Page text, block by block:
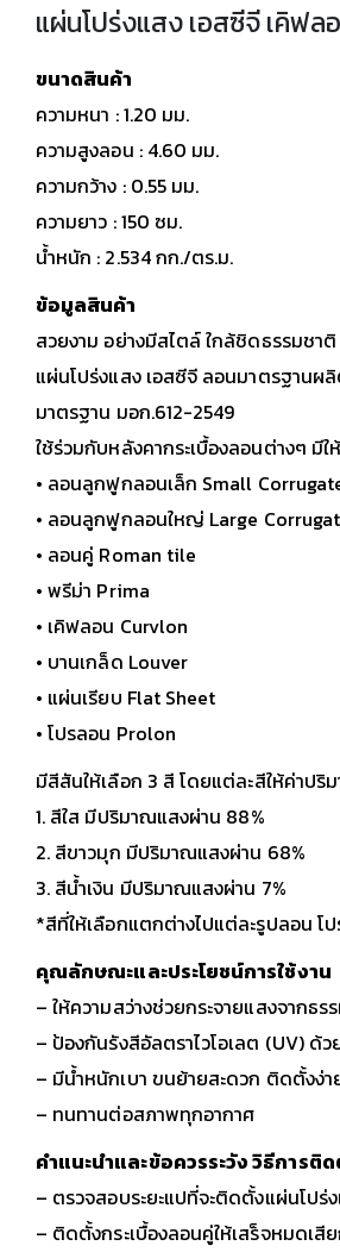
แผ่นโปร่งแสง เอสซีจี เคิฟล
ขนาดสินค้า
ความหนา : 1.20 มม.
ความสูงลอน : 4.60 มม.
ความกว้าง : 0.55 มม.
ความยาว : 150 ซม.
น้ำหนัก : 2.534 กก./ตร.ม.
ข้อมูลสินค้า
สวยงาม อย่างมีสไตล์ ใกล้ชิดธรรมชา
แผ่นโปร่งแสง เอสซีจี ลอนมาตรฐาน
มาตรฐาน มอก.612-2549
ใช้ร่วมกับหลังคากระเบื้องลอนต่างๆ มี
• ลอนลูกฟูกลอนเล็ก Small
• ลอนลูกฟูกลอนใหญ่ Large
• ลอนคู่ Roman tile
• พรีม่า Prima
• เคิฟลอน Curvlon
• บานเกล็ด Louver
• แผ่นเรียบ Flat Sheet
• โปรลอน Prolon
มีสีสันให้เลือก 3 สี โดยแต่ละสีให้ค่าป
1. สีใส มีปริมาณแสงผ่าน 88%
2. สีขาวมุก มีปริมาณแสงผ่าน 68%
3. สีน้ำเงิน มีปริมาณแสงผ่าน 7%
*สีที่ให้เลือกแตกต่างไปแต่ละรูปลอน
คุณลักษณะและประโยชน์การใช้งาน
– ให้ความสว่างช่วยกระจายแสงจากธร
– ป้องกันรังสีอัลตราไวโอเลต (UV)
– มีน้ำหนักเบา ขนย้ายสะดวก ติดตั้งง่า
– ทนทานต่อสภาพทุกอากาศ
คำแนะนำและข้อควรระวัง วิธีการติ
– ตรวจสอบระยะแปที่จะติดตั้งแผ่นโปร่
– ติดตั้งกระเบื้องลอนคู่ให้เสร็จหมดเ